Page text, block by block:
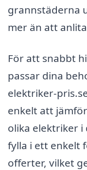
grannstäderna
mer än att
För att snabbt
passar dina
elektriker-
enkelt att
olika elektriker
fylla i ett enkelt
offerter, vilket